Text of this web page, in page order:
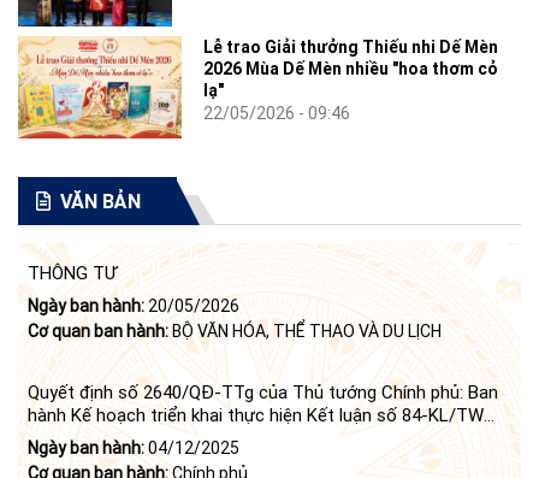
Lễ trao Giải thưởng Thiếu nhi Dế Mèn
2026 Mùa Dế Mèn nhiều "hoa thơm cỏ
lạ"
22/05/2026 - 09:46
VĂN BẢN
THÔNG TƯ
Ngày ban hành: 20/05/2026
Cơ quan ban hành:BỘ VĂN HÓA, THỂ THAO VÀ DU LỊCH
Quyết định số 2640/QĐ-TTg của Thủ tướng Chính phủ: Ban
hành Kế hoạch triển khai thực hiện Kết luận số 84-KL/TW
ngày 21 tháng 6 năm 2024 của Bộ Chính trị tiếp tục thực
hiện Nghị quyết số 23-NQ/TW ngày 16 tháng 6 năm 2008
Ngày ban hành:04/12/2025
Cơ quan ban hành:Chính phủ